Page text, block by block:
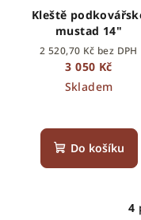
Kleště
mustad 14"
2 520,70 Kč bez DPH
3 050 Kč
Skladem
Do košíku
4